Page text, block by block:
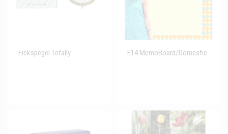
Fickspegel Totally E14 MemoBoard/Domestic Goddess